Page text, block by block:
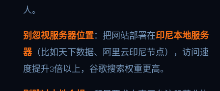
人。
别忽视服务器位置：把网站部署在印尼本地服务
器（比如天下数据、阿里云印尼节点），访问速
度提升3倍以上，谷歌搜索权重更高。